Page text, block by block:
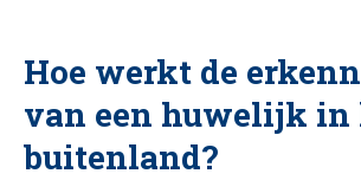
Hoe werkt de
van een huwelijk in
buitenland?